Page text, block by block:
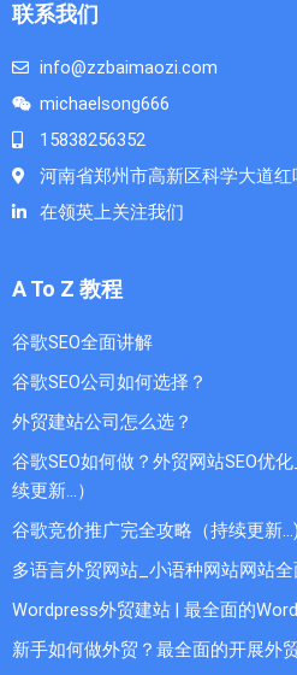
联系我们
info@zzbaimaozi.com
michaelsong666
15838256352
河南省郑州市高新区科学大道
在领英上关注我们
A To Z 教程
谷歌SEO全面讲解
谷歌SEO公司如何选择？
外贸建站公司怎么选？
谷歌SEO如何做？外贸网站SEO优
续更新...）
谷歌竞价推广完全攻略（持续更新…)
多语言外贸网站_小语种网站网站
Wordpress外贸建站 | 最全面的
新手如何做外贸？最全面的开展外